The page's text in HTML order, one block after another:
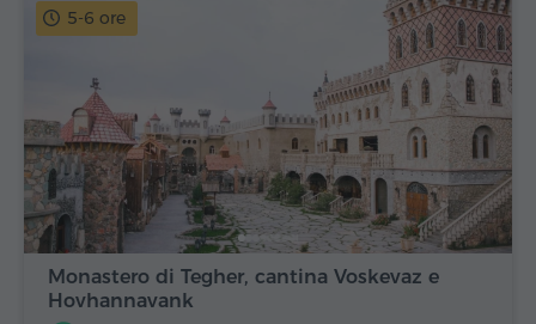
5-6 ore
Monastero di Tegher, cantina Voskevaz e
Hovhannavank